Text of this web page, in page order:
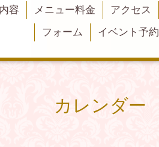
容 メニュー料金 アクセス
フォーム
イベント予約
カレンダー